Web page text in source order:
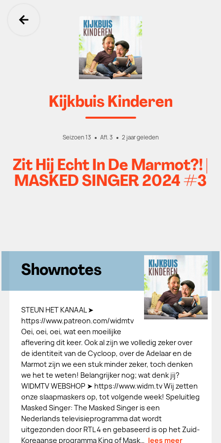
Ga terug
Kijkbuis Kinderen
Seizoen 13 Afl. 3 2 jaar geleden
Zit Hij Echt In De Marmot?! |
MASKED SINGER 2024 #3
Shownotes
STEUN HET KANAAL ➤
https://www.patreon.com/widmtv
Oei, oei, oei, wat een moeilijke
aflevering dit keer. Ook al zijn we volledig zeker over
de identiteit van de Cycloop, over de Adelaar en de
Marmot zijn we een stuk minder zeker, toch denken
we het te weten! Belangrijker nog; wat denk jij?
WIDMTV WEBSHOP ➤ https://www.widm.tv Wij zetten
onze slaapmaskers op, tot volgende week! Speluitleg
Masked Singer: The Masked Singer is een
Nederlands televisieprogramma dat wordt
uitgezonden door RTL 4 en gebaseerd is op het Zuid-
Koreaanse programma King of Mask… lees meer